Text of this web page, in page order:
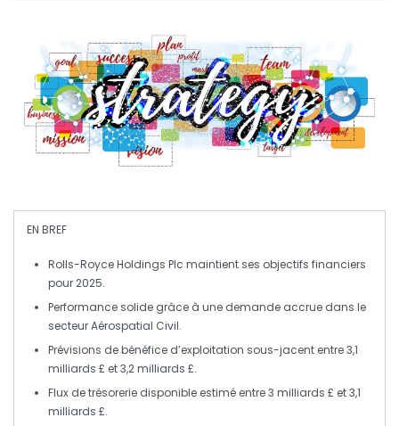
EN BREF
Rolls-Royce Holdings Plc maintient ses objectifs financiers
pour 2025.
Performance solide grâce à une demande accrue dans le
secteurAérospatial Civil.
Prévisions de bénéfice d’exploitation sous-jacent entre3,1
milliards £ et3,2 milliards £.
Flux de trésorerie disponible estimé entre3 milliards £ et3,1
milliards £.